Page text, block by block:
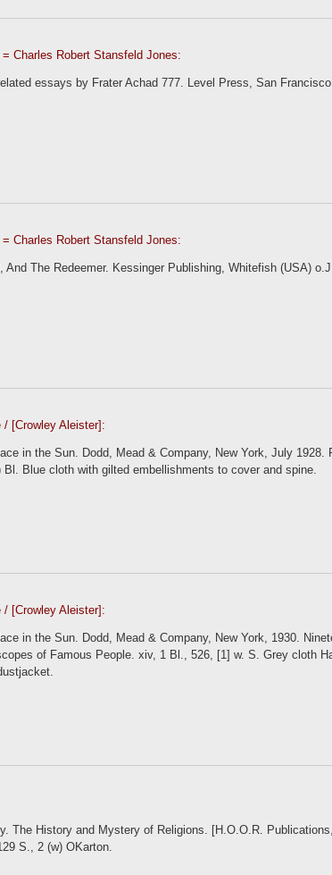
Charles Robert Stansfeld Jones:
essays by Frater Achad 777. Level Press, San
Charles Robert Stansfeld Jones:
And The Redeemer. Kessinger Publishing, Whitefish (USA)
[Crowley Aleister]:
in the Sun. Dodd, Mead & Company, New York, July
Bl. Blue cloth with gilted embellishments to cover and spine.
[Crowley Aleister]:
in the Sun. Dodd, Mead & Company, New York, 1930.
of Famous People. xiv, 1 Bl., 526, [1] w. S. Grey cloth
The History and Mystery of Religions. [H.O.O.R.
S., 2 (w) OKarton.